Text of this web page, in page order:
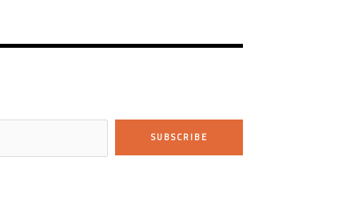
SUBSCRIBE